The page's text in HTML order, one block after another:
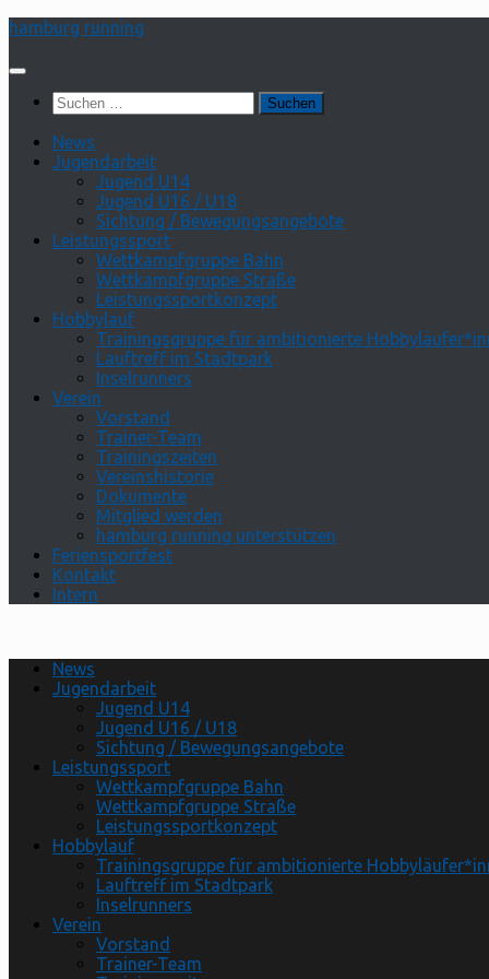
Zum
springen
hamburg running
Suchen
nach:
News
Jugendarbeit
Jugend U14
Jugend U16 / U18
Sichtung / Bewegungsangebote
Leistungssport
Wettkampfgruppe Bahn
Wettkampfgruppe Straße
Leistungssportkonzept
Hobbylauf
Trainingsgruppe für ambitionierte
Lauftreff im Stadtpark
Inselrunners
Verein
Vorstand
Trainer-Team
Trainingszeiten
Vereinshistorie
Dokumente
Mitglied werden
hamburg running unterstützen
Feriensportfest
Kontakt
Intern
News
Jugendarbeit
Jugend U14
Jugend U16 / U18
Sichtung / Bewegungsangebote
Leistungssport
Wettkampfgruppe Bahn
Wettkampfgruppe Straße
Leistungssportkonzept
Hobbylauf
Trainingsgruppe für ambitionierte
Lauftreff im Stadtpark
Inselrunners
Verein
Vorstand
Trainer-Team